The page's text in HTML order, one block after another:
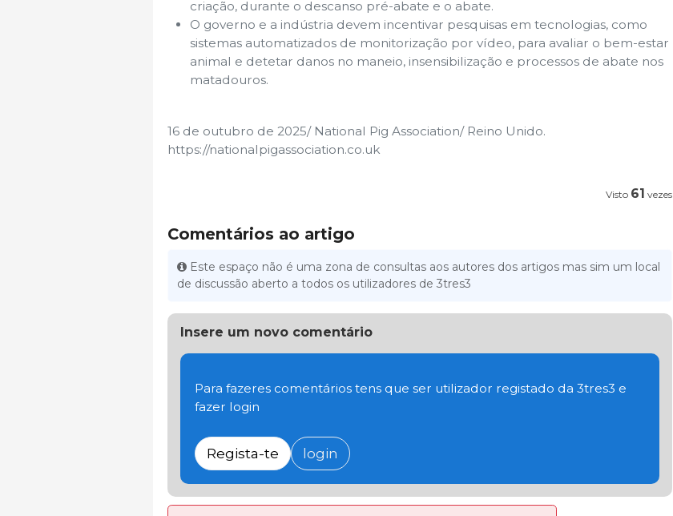
criação, durante o descanso pré-abate e o abate.
O governo e a indústria devem incentivar pesquisas em tecnologias, como
sistemas automatizados de monitorização por vídeo, para avaliar o bem-estar
animal e detetar danos no maneio, insensibilização e processos de abate nos
matadouros.
16 de outubro de 2025/ National Pig Association/ Reino Unido.
https://nationalpigassociation.co.uk
Visto 61 vezes
Comentários ao artigo
Este espaço não é uma zona de consultas aos autores dos artigos mas sim um local
de discussão aberto a todos os utilizadores de 3tres3
Insere um novo comentário
Para fazeres comentários tens que ser utilizador registado da 3tres3 e
fazer login
Regista-te login